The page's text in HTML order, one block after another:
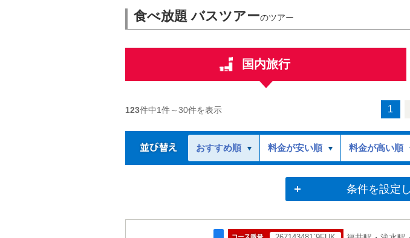
食べ放題 バスツアーのツアー
国内旅行
123件中1件～30件を表示 1
おすすめ順 料金が安い順 料金が高い順
条件を設定